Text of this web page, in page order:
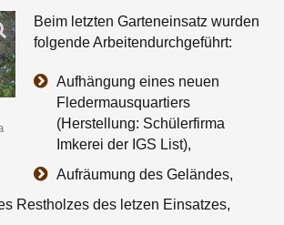
Beim letzten Garteneinsatz wurden
folgende Arbeitendurchgeführt:
Aufhängung eines neuen
Fledermausquartiers
(Herstellung: Schülerfirma
Imkerei der IGS List),
Aufräumung des Geländes,
Restholzes des letzen Einsatzes,